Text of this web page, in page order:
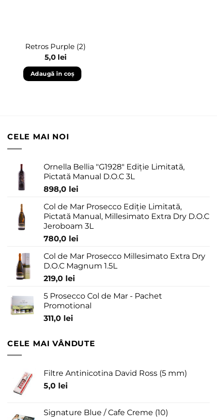
Retros Purple (2)
5,0 lei
Adaugă în coș
CELE MAI NOI
Ornella Bellia "G1928" Ediție Limitată,
Pictată Manual D.O.C 3L
898,0 lei
Col de Mar Prosecco Ediție Limitată,
Pictată Manual, Millesimato Extra Dry D.O.C
Jeroboam 3L
780,0 lei
Col de Mar Prosecco Millesimato Extra Dry
D.O.C Magnum 1.5L
219,0 lei
5 Prosecco Col de Mar - Pachet
Promotional
311,0 lei
CELE MAI VÂNDUTE
Filtre Antinicotina David Ross (5 mm)
5,0 lei
Signature Blue / Cafe Creme (10)